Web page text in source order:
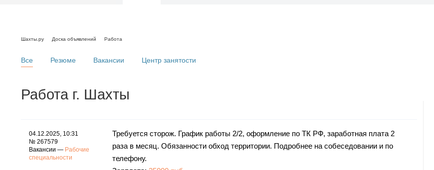
Шахты.ру Доска объявлений Работа
Все Резюме Вакансии Центр занятости
Работа г. Шахты
04.12.2025, 10:31
№ 267579
Вакансии — Рабочие
специальности
Требуется сторож. График работы 2/2, оформление по ТК РФ, заработная плата 2
раза в месяц. Обязанности обход территории. Подробнее на собеседовании и по
телефону.